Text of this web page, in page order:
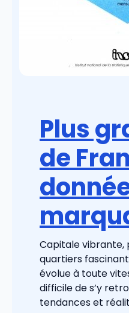
Plus
de
Capitale vibrante,
quartiers
évolue à toute
difficile de s’y
tendances et